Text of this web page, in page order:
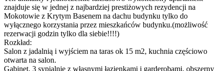
znajduje się w jednej z najbardziej prestiżowych rezydencji na
Mokotowie z Krytym Basenem na dachu budynku tylko do
wyłącznego korzystania przez mieszkańców budynku.(możliwość
rezerwacji godzin tylko dla siebie!!!!)
Rozkład:
Salon z jadalnią i wyjściem na taras ok 15 m2, kuchnia częściowo
otwarta na salon.
Gabinet, 3 sypialnie z własnymi łazienkami i garderobami, obszerny